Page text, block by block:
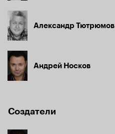
Александр Тютрюмов
Андрей Носков
Создатели